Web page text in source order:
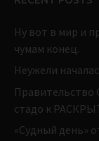
Ну вот в мир и
чумам конец.
Неужели
Правительство
стадо к
«Судный день»